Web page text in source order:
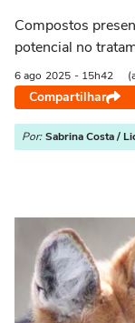
Compostos
potencial no
6 ago 2025 - 15h42
Compartilhar
Por: Sabrina Costa /